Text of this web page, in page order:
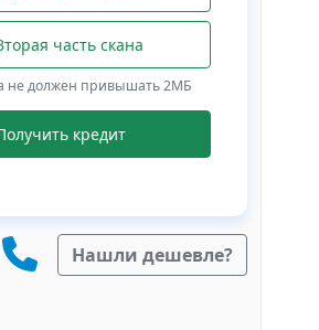
часть скана
не должен привышать 2МБ
кредит
Нашли дешевле?